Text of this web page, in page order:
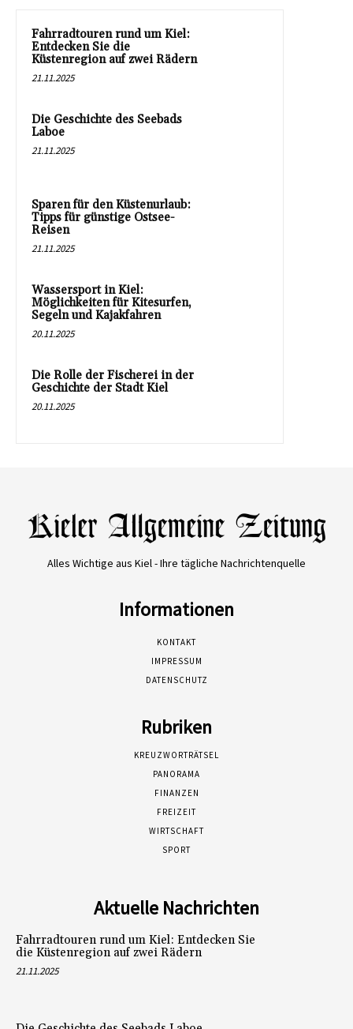
Fahrradtouren rund um Kiel:
Entdecken Sie die
Küstenregion auf zwei Rädern
21.11.2025
Die Geschichte des Seebads
Laboe
21.11.2025
Sparen für den Küstenurlaub:
Tipps für günstige Ostsee-
Reisen
21.11.2025
Wassersport in Kiel:
Möglichkeiten für Kitesurfen,
Segeln und Kajakfahren
20.11.2025
Die Rolle der Fischerei in der
Geschichte der Stadt Kiel
20.11.2025
Alles Wichtige aus Kiel - Ihre tägliche Nachrichtenquelle
Informationen
KONTAKT
IMPRESSUM
DATENSCHUTZ
Rubriken
KREUZWORTRÄTSEL
PANORAMA
FINANZEN
FREIZEIT
WIRTSCHAFT
SPORT
Aktuelle Nachrichten
Fahrradtouren rund um Kiel: Entdecken Sie
die Küstenregion auf zwei Rädern
21.11.2025